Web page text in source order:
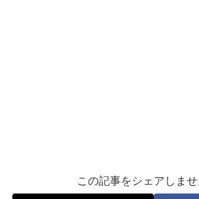
この記事をシェアしませ